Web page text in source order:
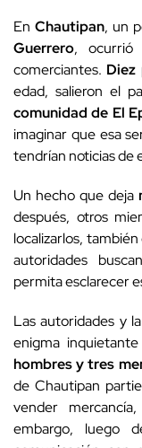
En Chautipan, un
Guerrero,
comerciantes. Diez
edad, salieron el
comunidad de El
imaginar que esa
tendrían noticias de
Un hecho que deja
después, otros
localizarlos,
autoridades
permita esclarecer
Las autoridades y
enigma
hombres y tres
de Chautipan
vender
embargo, luego